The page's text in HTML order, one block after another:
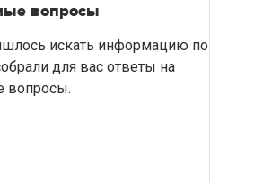
вопросы
искать информацию по
для вас ответы на
вопросы.